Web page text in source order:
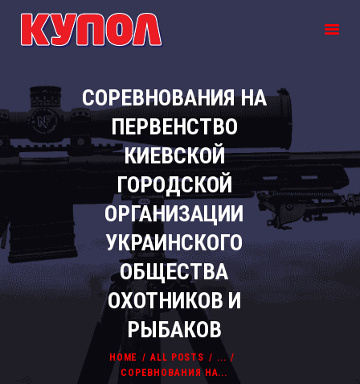
СОРЕВНОВАНИЯ НА
ПЕРВЕНСТВО
КИЕВСКОЙ
ГОРОДСКОЙ
ОРГАНИЗАЦИИ
УКРАИНСКОГО
ОБЩЕСТВА
ОХОТНИКОВ И
РЫБАКОВ
HOME ALL POSTS
...
СОРЕВНОВАНИЯ НА...
ПРО НАС
ОРЕНДА ЗБРОЇ
ПОДАРУНКОВІ
СЕРТИФІКАТИ
ПРОГРАМИ ТА
КОРПОРАТИВИ
КОНТАКТИ
НОВИНИ